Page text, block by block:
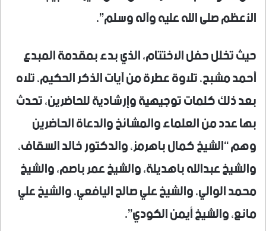
الأعظم صلى الله عليه وآله وسلم”.
حيث تخلل حفل الاختتام، الذي بدء بمقدمة المبدع
أحمد مشبح، تلاوة عطرة من آيات الذكر الحكيم، تلاه
بعد ذلك كلمات توجيهية وإرشادية للحاضرين، تحدث
بها عدد من العلماء والمشائخ والدعاة الحاضرين
وهم “الشيخ كمال باهرمز، والدكتور خالد السقاف،
والشيخ عبدالله باهديلة، والشيخ عمر باصم، والشيخ
محمد الوالي، والشيخ علي صالح اليافعي، والشيخ علي
مانع، والشيخ أيمن الكودي”.